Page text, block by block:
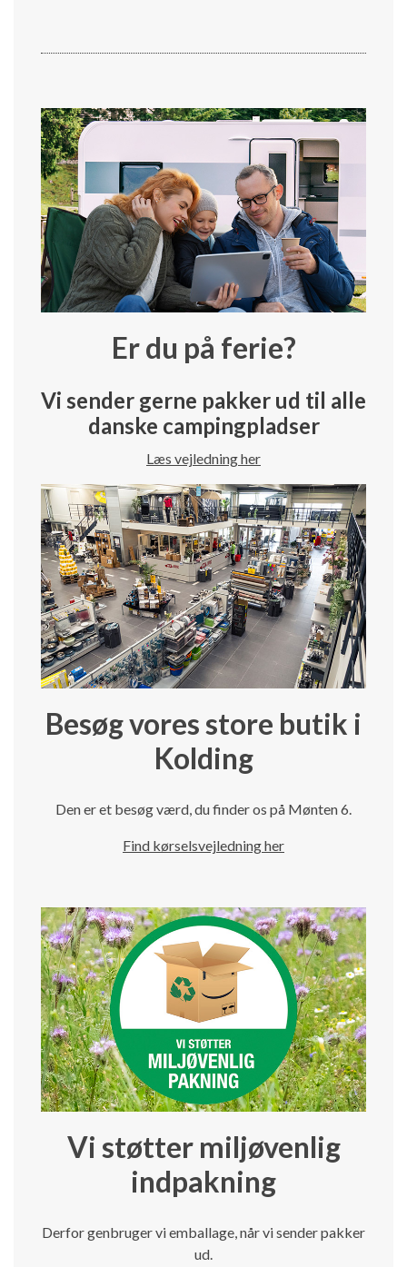
Er du på ferie?
Vi sender gerne pakker ud til alle
danske campingpladser
Læs vejledning her
Besøg vores store butik i
Kolding
Den er et besøg værd, du finder os på Mønten 6.
Find kørselsvejledning her
Vi støtter miljøvenlig
indpakning
Derfor genbruger vi emballage, når vi sender pakker
ud.